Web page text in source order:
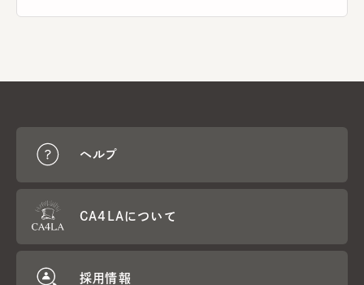
ヘルプ
CA4LAについて
採用情報